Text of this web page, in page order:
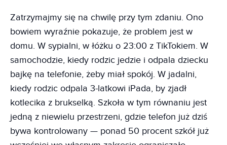
Zatrzymajmy się na chwilę przy tym zdaniu. Ono
bowiem wyraźnie pokazuje, że problem jest w
domu. W sypialni, w łóżku o 23:00 z TikTokiem. W
samochodzie, kiedy rodzic jedzie i odpala dziecku
bajkę na telefonie, żeby miał spokój. W jadalni,
kiedy rodzic odpala 3-latkowi iPada, by zjadł
kotlecika z brukselką. Szkoła w tym równaniu jest
jedną z niewielu przestrzeni, gdzie telefon już dziś
bywa kontrolowany — ponad 50 procent szkół już